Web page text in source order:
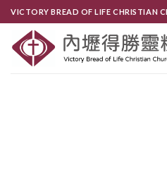
Skip
content
VICTORY BREAD OF LIFE CHRISTIAN